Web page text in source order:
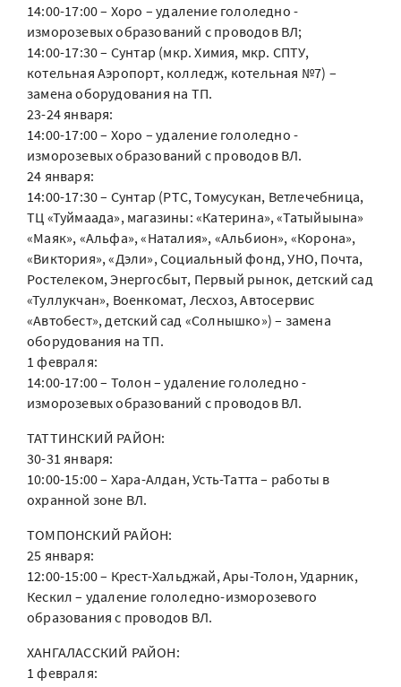
14:00-17:00 – Хоро – удаление гололедно -
изморозевых образований с проводов ВЛ;
14:00-17:30 – Сунтар (мкр. Химия, мкр. СПТУ,
котельная Аэропорт, колледж, котельная №7) –
замена оборудования на ТП.
23-24 января:
14:00-17:00 – Хоро – удаление гололедно -
изморозевых образований с проводов ВЛ.
24 января:
14:00-17:30 – Сунтар (РТС, Томусукан, Ветлечебница,
ТЦ «Туймаада», магазины: «Катерина», «Татыйыына»
«Маяк», «Альфа», «Наталия», «Альбион», «Корона»,
«Виктория», «Дэли», Социальный фонд, УНО, Почта,
Ростелеком, Энергосбыт, Первый рынок, детский сад
«Туллукчан», Военкомат, Лесхоз, Автосервис
«Автобест», детский сад «Солнышко») – замена
оборудования на ТП.
1 февраля:
14:00-17:00 – Толон – удаление гололедно -
изморозевых образований с проводов ВЛ.
ТАТТИНСКИЙ РАЙОН:
30-31 января:
10:00-15:00 – Хара-Алдан, Усть-Татта – работы в
охранной зоне ВЛ.
ТОМПОНСКИЙ РАЙОН:
25 января:
12:00-15:00 – Крест-Хальджай, Ары-Толон, Ударник,
Кескил – удаление гололедно-изморозевого
образования с проводов ВЛ.
ХАНГАЛАССКИЙ РАЙОН:
1 февраля: